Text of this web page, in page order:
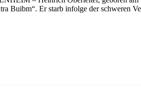
Buibm“. Er starb infolge der schweren